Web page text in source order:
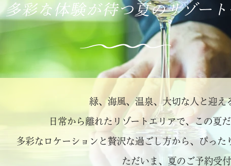
緑、海風、温泉、大切な人と迎え
日常から離れたリゾートエリアで、この夏
多彩なロケーションと贅沢な過ごし方から、ぴった
ただいま、夏のご予約受付